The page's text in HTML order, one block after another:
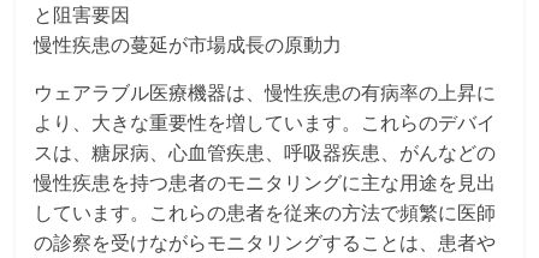
と阻害要因
慢性疾患の蔓延が市場成長の原動力
ウェアラブル医療機器は、慢性疾患の有病率の上昇に
より、大きな重要性を増しています。これらのデバイ
スは、糖尿病、心血管疾患、呼吸器疾患、がんなどの
慢性疾患を持つ患者のモニタリングに主な用途を見出
しています。これらの患者を従来の方法で頻繁に医師
の診察を受けながらモニタリングすることは、患者や